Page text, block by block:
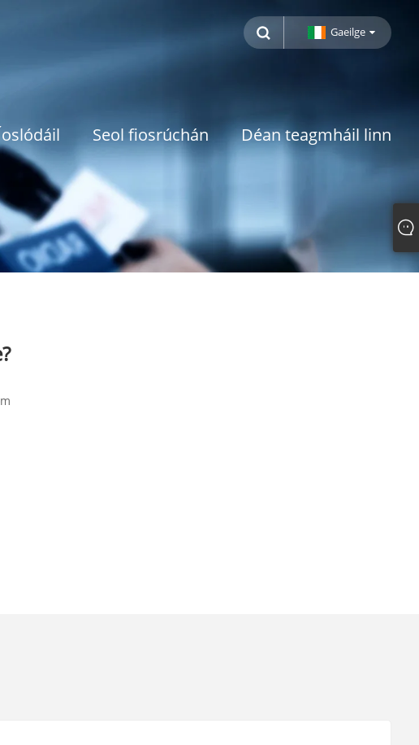
Gaeilge
Seol fiosrúchán Déan teagmháil linn